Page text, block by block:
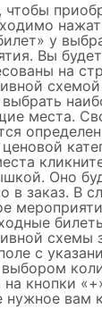
чтобы
у
Вы
на
схемой
места.
ценовой
Оно
в заказ. В
схемы
с
кнопки
нужное вам